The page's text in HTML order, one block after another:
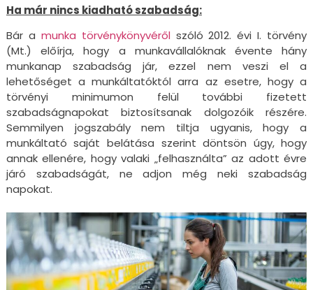
Ha már nincs kiadható szabadság:
Bár a munka törvénykönyvéről szóló 2012. évi I. törvény
(Mt.) előírja, hogy a munkavállalóknak évente hány
munkanap szabadság jár, ezzel nem veszi el a
lehetőséget a munkáltatóktól arra az esetre, hogy a
törvényi minimumon felül további fizetett
szabadságnapokat biztosítsanak dolgozóik részére.
Semmilyen jogszabály nem tiltja ugyanis, hogy a
munkáltató saját belátása szerint döntsön úgy, hogy
annak ellenére, hogy valaki „felhasználta” az adott évre
járó szabadságát, ne adjon még neki szabadság
napokat.